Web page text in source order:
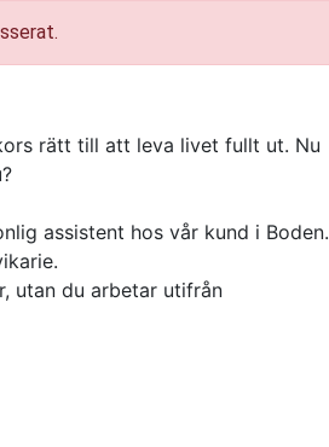
rätt till att leva livet fullt ut. Nu
assistent hos vår kund i Boden.
utan du arbetar utifrån